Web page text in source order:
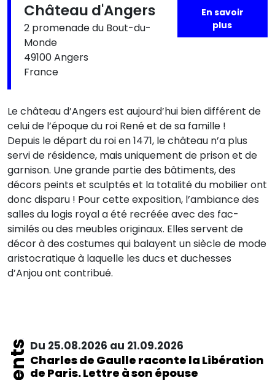
Château d'Angers
2 promenade du Bout-du-
Monde
49100 Angers
France
En savoir
plus
Le château d’Angers est aujourd’hui bien différent de
celui de l’époque du roi René et de sa famille !
Depuis le départ du roi en 1471, le château n’a plus
servi de résidence, mais uniquement de prison et de
garnison. Une grande partie des bâtiments, des
décors peints et sculptés et la totalité du mobilier ont
donc disparu ! Pour cette exposition, l’ambiance des
salles du logis royal a été recréée avec des fac-
similés ou des meubles originaux. Elles servent de
décor à des costumes qui balayent un siècle de mode
aristocratique à laquelle les ducs et duchesses
d’Anjou ont contribué.
Du 25.08.2026 au 21.09.2026
Charles de Gaulle raconte la Libération
de Paris. Lettre à son épouse